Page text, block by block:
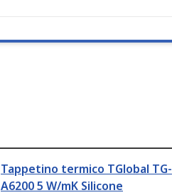
Tappetino termico TGlobal TG-
A6200 5 W/mK Silicone